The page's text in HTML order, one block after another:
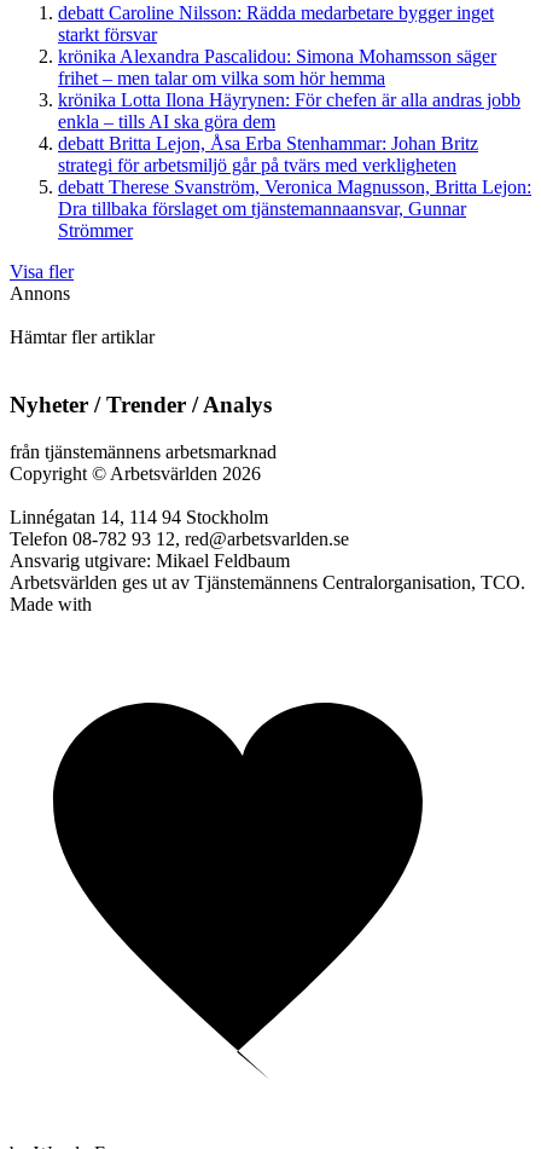
debatt Caroline Nilsson: Rädda medarbetare bygger inget
starkt försvar
krönika Alexandra Pascalidou: Simona Mohamsson säger
frihet – men talar om vilka som hör hemma
krönika Lotta Ilona Häyrynen: För chefen är alla andras jobb
enkla – tills AI ska göra dem
debatt Britta Lejon, Åsa Erba Stenhammar: Johan Britz
strategi för arbetsmiljö går på tvärs med verkligheten
debatt Therese Svanström, Veronica Magnusson, Britta Lejon:
Dra tillbaka förslaget om tjänstemannaansvar, Gunnar
Strömmer
Visa fler
Annons
Hämtar fler artiklar
Nyheter / Trender / Analys
från tjänstemännens arbetsmarknad
Copyright © Arbetsvärlden 2026
Linnégatan 14, 114 94 Stockholm
Telefon 08-782 93 12, red@arbetsvarlden.se
Ansvarig utgivare: Mikael Feldbaum
Arbetsvärlden ges ut av Tjänstemännens Centralorganisation, TCO.
Made with